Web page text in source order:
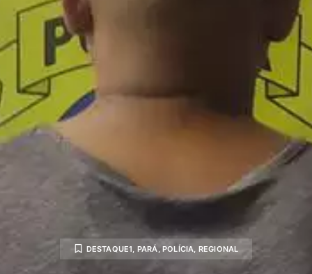
DESTAQUE1, PARÁ,POLÍCIA, REGIONAL